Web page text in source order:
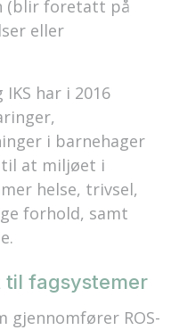
(blir foretatt på
eller
har i 2016
i barnehager
til at miljøet i
helse, trivsel,
forhold, samt
til fagsystemer
gjennomfører ROS-